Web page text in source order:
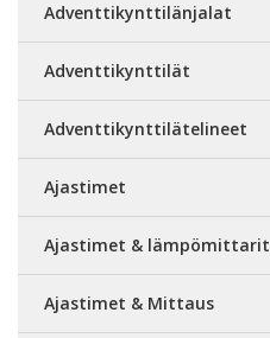
Adventtikynttilänjalat
Adventtikynttilät
Adventtikynttilätelineet
Ajastimet
Ajastimet & lämpömittarit
Ajastimet & Mittaus